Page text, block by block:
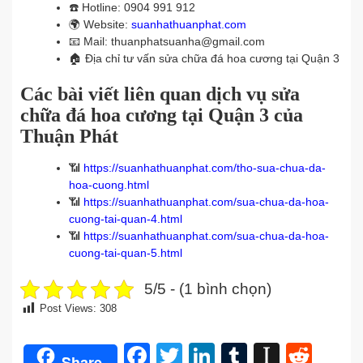
☎️ Hotline: 0904 991 912
🌍 Website: suanhathuanphat.com
📧 Mail: thuanphatsuanha@gmail.com
🏠 Địa chỉ tư vấn sửa chữa đá hoa cương tại Quận 3
Các bài viết liên quan dịch vụ sửa
chữa đá hoa cương tại Quận 3 của
Thuận Phát
📶 https://suanhathuanphat.com/tho-sua-chua-da-
hoa-cuong.html
📶 https://suanhathuanphat.com/sua-chua-da-hoa-
cuong-tai-quan-4.html
📶 https://suanhathuanphat.com/sua-chua-da-hoa-
cuong-tai-quan-5.html
5/5 - (1 bình chọn)
Post Views: 308
Facebook
TwitterLinkedIn
Tumblr